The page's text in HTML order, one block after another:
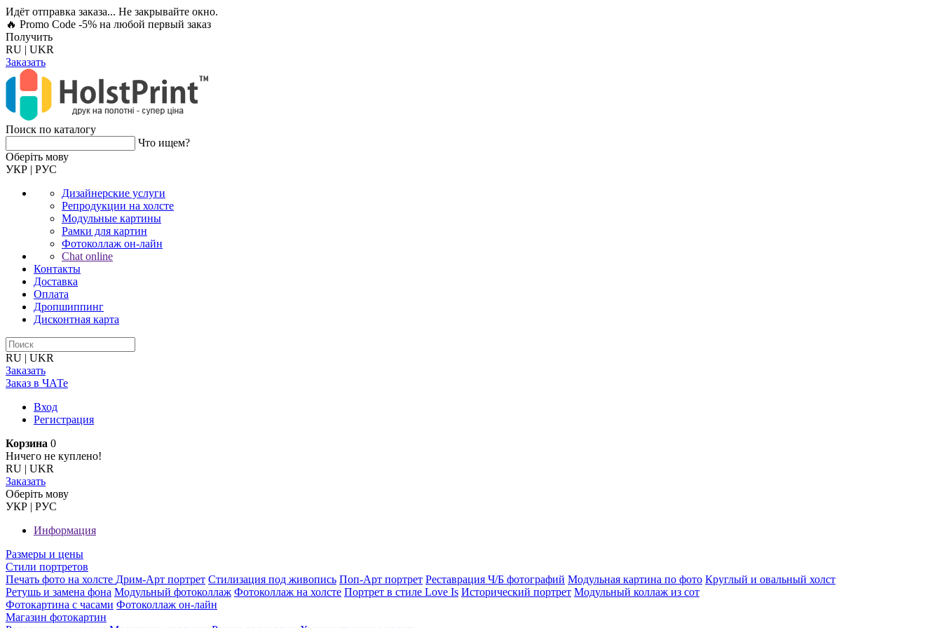
Идёт отправка заказа... Не закрывайте окно.
🔥 Promo Code -5% на любой первый заказ
Получить
RU | UKR
Заказать
Поиск по каталогу
Что ищем?
Оберiть мову
УКР | РУС
Дизайнерские услуги
Репродукции на холсте
Модульные картины
Рамки для картин
Фотоколлаж он-лайн
Chat online
Контакты
Доставка
Оплата
Дропшиппинг
Дисконтная карта
RU | UKR
Заказать
Заказ в ЧАТе
Вход
Регистрация
Корзина 0
Ничего не куплено!
RU | UKR
Заказать
Оберiть мову
УКР | РУС
Информация
Размеры и цены
Стили портретов
Печать фото на холсте Дрим-Арт портрет Стилизация под живопись Поп-Арт портрет Реставрация Ч/Б фотографий Модульная картина по фото Круглый и овальный холст
Ретушь и замена фона Модульный фотоколлаж Фотоколлаж на холсте Портрет в стиле Love Is Исторический портрет Модульный коллаж из сот
Фотокартина с часами Фотоколлаж он-лайн
Магазин фотокартин